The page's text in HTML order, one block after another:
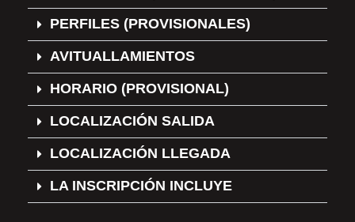
PERFILES (PROVISIONALES)
AVITUALLAMIENTOS
HORARIO (PROVISIONAL)
LOCALIZACIÓN SALIDA
LOCALIZACIÓN LLEGADA
LA INSCRIPCIÓN INCLUYE